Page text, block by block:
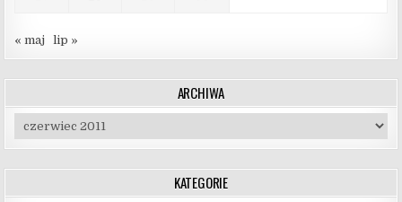
« maj lip »
ARCHIWA
KATEGORIE